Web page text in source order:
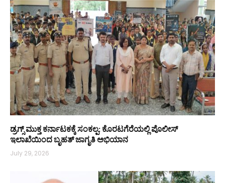
ಡ್ರಗ್ಸ್ ಮುಕ್ತ ಕರ್ನಾಟಕಕ್ಕೆ ಸಂಕಲ್ಪ: ಕೊರಟಗೆರೆಯಲ್ಲಿ ಪೊಲೀಸ್
ಇಲಾಖೆಯಿಂದ ಬೃಹತ್ ಜಾಗೃತಿ ಅಭಿಯಾನ
July 29, 2026